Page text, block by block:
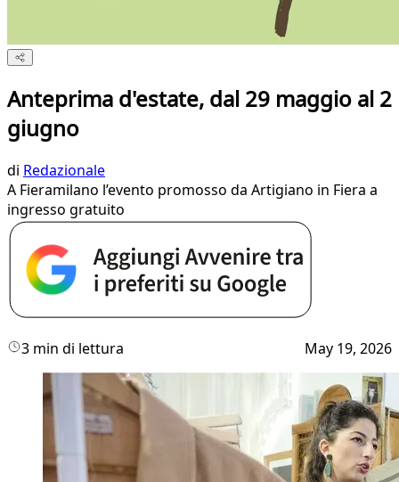
Anteprima d'estate, dal 29 maggio al 2
giugno
di Redazionale
A Fieramilano l’evento promosso da Artigiano in Fiera a
ingresso gratuito
3 min di lettura May 19, 2026